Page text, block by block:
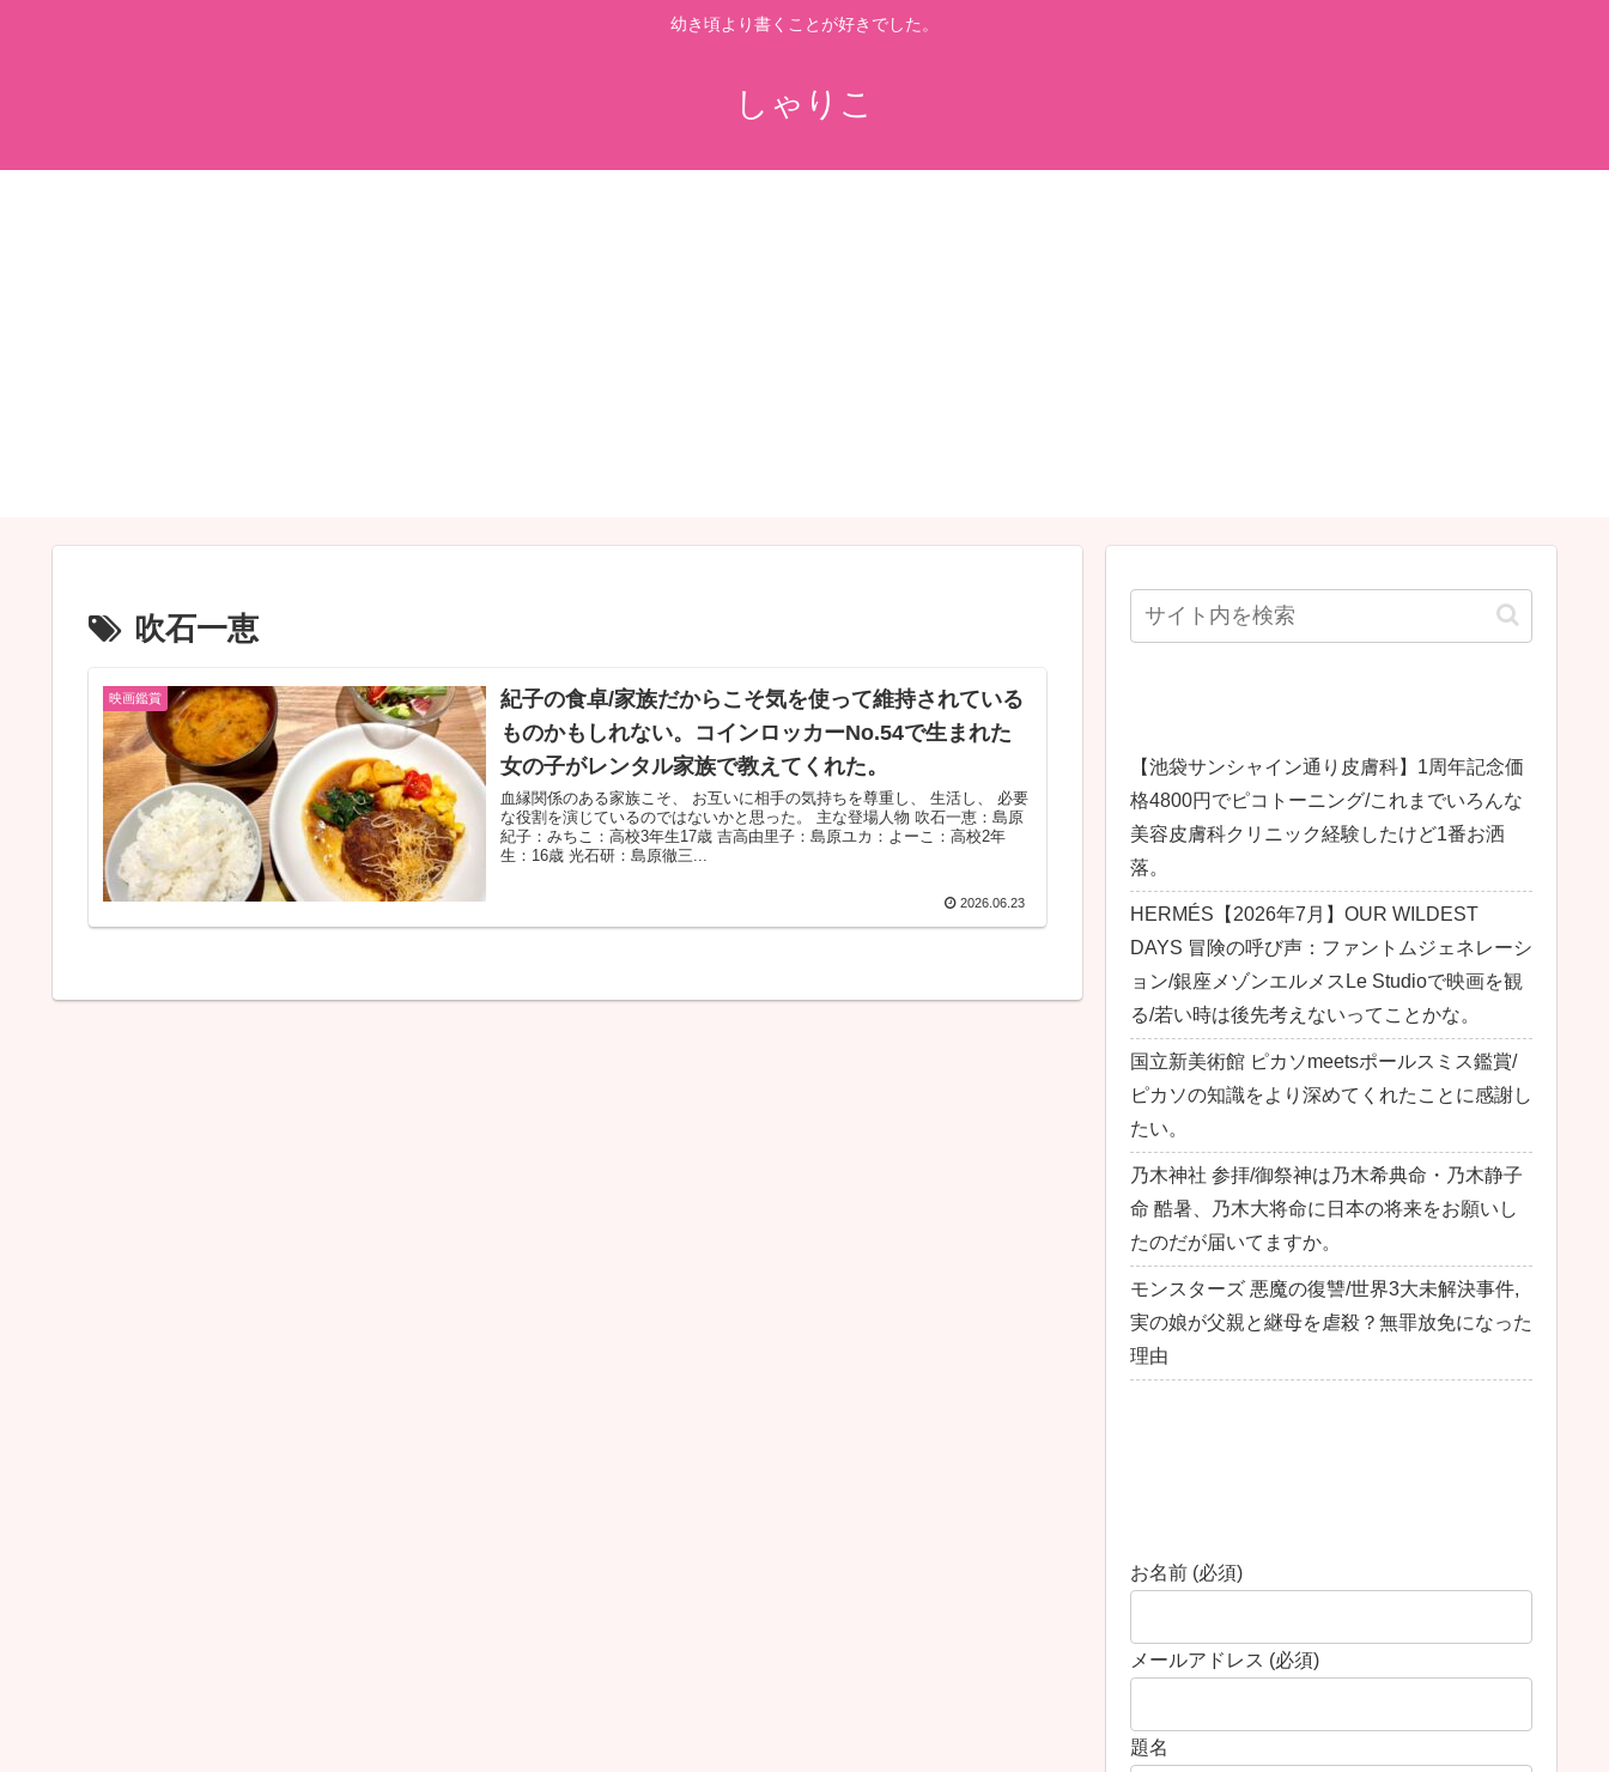
幼き頃より書くことが好きでした。
しゃりこ
吹石一恵
映画鑑賞
紀子の食卓/家族だからこそ気を使って維持されている
ものかもしれない。コインロッカーNo.54で生まれた
女の子がレンタル家族で教えてくれた。
血縁関係のある家族こそ、 お互いに相手の気持ちを尊重し、 生活し、 必要
な役割を演じているのではないかと思った。 主な登場人物 吹石一恵：島原
紀子：みちこ：高校3年生17歳 吉高由里子：島原ユカ：よーこ：高校2年
生：16歳 光石研：島原徹三...
2026.06.23
【池袋サンシャイン通り皮膚科】1周年記念価
格4800円でピコトーニング/これまでいろんな
美容皮膚科クリニック経験したけど1番お洒
落。
HERMÉS【2026年7月】OUR WILDEST
DAYS 冒険の呼び声：ファントムジェネレーシ
ョン/銀座メゾンエルメスLe Studioで映画を観
る/若い時は後先考えないってことかな。
国立新美術館 ピカソmeetsポールスミス鑑賞/
ピカソの知識をより深めてくれたことに感謝し
たい。
乃木神社 参拝/御祭神は乃木希典命・乃木静子
命 酷暑、乃木大将命に日本の将来をお願いし
たのだが届いてますか。
モンスターズ 悪魔の復讐/世界3大未解決事件,
実の娘が父親と継母を虐殺？無罪放免になった
理由
お名前 (必須)
メールアドレス (必須)
題名